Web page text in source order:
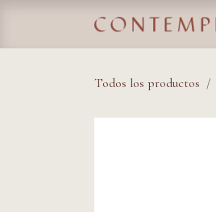
Todos los productos